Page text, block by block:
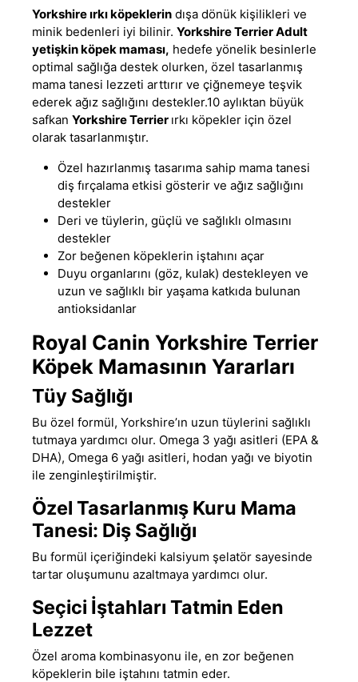
Yorkshire ırkı köpeklerin dışa dönük kişilikleri ve
minik bedenleri iyi bilinir. Yorkshire Terrier Adult
yetişkin köpek maması, hedefe yönelik besinlerle
optimal sağlığa destek olurken, özel tasarlanmış
mama tanesi lezzeti arttırır ve çiğnemeye teşvik
ederek ağız sağlığını destekler.10 aylıktan büyük
safkan Yorkshire Terrier ırkı köpekler için özel
olarak tasarlanmıştır.
Özel hazırlanmış tasarıma sahip mama tanesi
diş fırçalama etkisi gösterir ve ağız sağlığını
destekler
Deri ve tüylerin, güçlü ve sağlıklı olmasını
destekler
Zor beğenen köpeklerin iştahını açar
Duyu organlarını (göz, kulak) destekleyen ve
uzun ve sağlıklı bir yaşama katkıda bulunan
antioksidanlar
Royal Canin Yorkshire Terrier
Köpek Mamasının Yararları
Tüy Sağlığı
Bu özel formül, Yorkshire’ın uzun tüylerini sağlıklı
tutmaya yardımcı olur. Omega 3 yağı asitleri (EPA &
DHA), Omega 6 yağı asitleri, hodan yağı ve biyotin
ile zenginleştirilmiştir.
Özel Tasarlanmış Kuru Mama
Tanesi: Diş Sağlığı
Bu formül içeriğindeki kalsiyum şelatör sayesinde
tartar oluşumunu azaltmaya yardımcı olur.
Seçici İştahları Tatmin Eden
Lezzet
Özel aroma kombinasyonu ile, en zor beğenen
köpeklerin bile iştahını tatmin eder.